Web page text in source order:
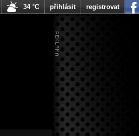
34 °C přihlásit registrovat